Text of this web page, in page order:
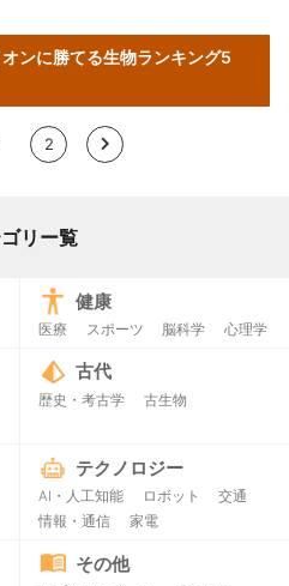
ンに勝てる生物ランキング5
2 >
リー覧
健康
医療 スポーツ 脳科学 心理学
古代
歴史・考古学 古生物
テクノロジー
AI・人工知能 ロボット
交通
情報・通信
家電
その他